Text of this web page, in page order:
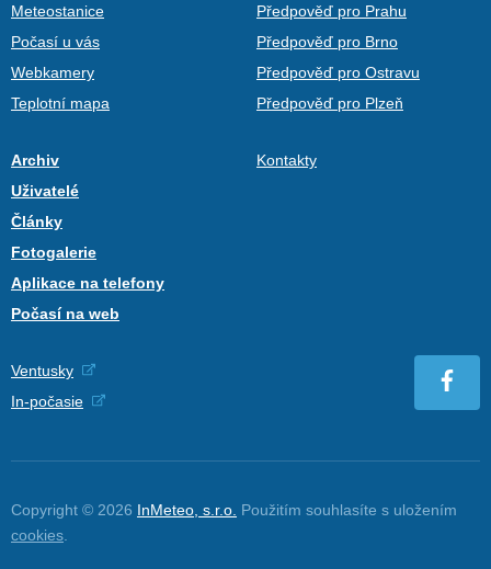
Meteostanice
Počasí u vás
Webkamery
Teplotní mapa
Předpověď pro Prahu
Předpověď pro Brno
Předpověď pro Ostravu
Předpověď pro Plzeň
Archiv
Uživatelé
Články
Fotogalerie
Aplikace na telefony
Počasí na web
Kontakty
Ventusky
In-počasie
Copyright © 2026 InMeteo, s.r.o. Použitím souhlasíte s uložením
cookies.